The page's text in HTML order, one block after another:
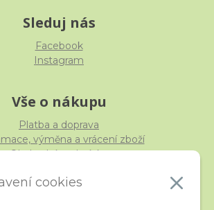
cookies
Sleduj nás
Facebook
Instagram
Vše o nákupu
Platba a doprava
výměna a vrácení zboží
Obchodní podmínky